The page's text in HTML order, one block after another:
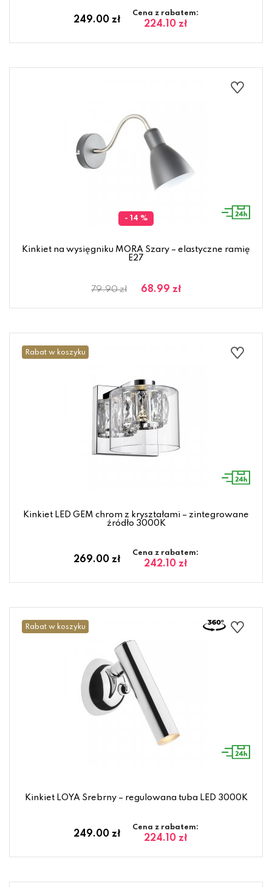
249.00 zł
Cena z rabatem:
224.10 zł
- 14 %
Kinkiet na wysięgniku MORA Szary – elastyczne ramię
E27
79.90 zł 68.99 zł
Rabat w koszyku
Kinkiet LED GEM chrom z kryształami – zintegrowane
źródło 3000K
269.00 zł
Cena z rabatem:
242.10 zł
Rabat w koszyku
Kinkiet LOYA Srebrny – regulowana tuba LED 3000K
249.00 zł
Cena z rabatem:
224.10 zł